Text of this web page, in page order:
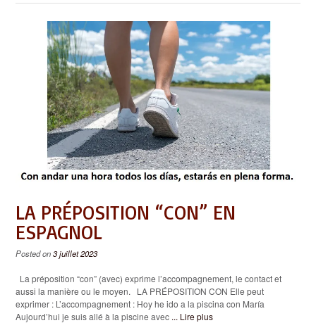
LA PRÉPOSITION “CON” EN
ESPAGNOL
Posted on3 juillet 2023
La préposition “con” (avec) exprime l’accompagnement, le contact et
aussi la manière ou le moyen. LA PRÉPOSITION CON Elle peut
exprimer : L’accompagnement : Hoy he ido a la piscina con María
Aujourd’hui je suis allé à la piscine avec ... Lire plus